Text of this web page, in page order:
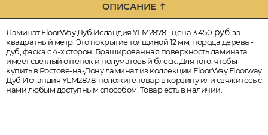
ОПИСАНИЕ
Ламинат FloorWay Дуб Исландия YLM2878 - цена 3 450 руб.за
квадратный метр. Это покрытие толщиной 12 мм, порода дерева -
дуб, фаска с 4-х сторон. Брашированная поверхность ламината
имеет светлый оттенок и полуматовый блеск. Для того, чтобы
купить в Ростове-на-Дону ламинат из коллекции FloorWay Floorway
Дуб Исландия YLM2878, положите товар в корзину или свяжитесь с
нами любым доступным способом. Товар есть в наличии.